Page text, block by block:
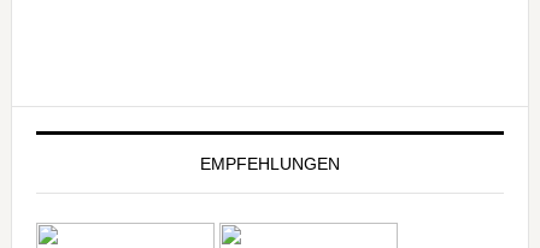
EMPFEHLUNGEN